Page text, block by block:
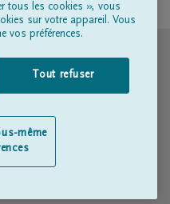
à la vie privée
tous les cookies », vous
sur votre appareil. Vous
vos préférences.
Tout refuser
même